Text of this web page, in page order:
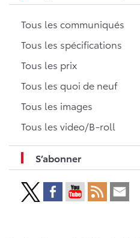
Tous les communiqués
Tous les spécifications
Tous les prix
Tous les quoi de neuf
Tous les images
Tous les video/B-roll
S’abonner